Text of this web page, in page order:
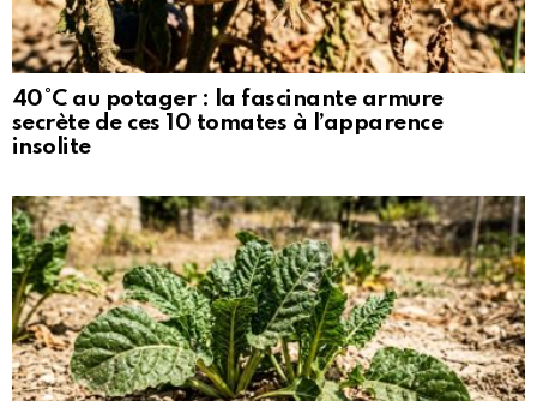
40°C au potager : la fascinante armure
secrète de ces 10 tomates à l’apparence
insolite